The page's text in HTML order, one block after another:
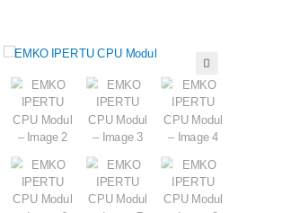
🔍